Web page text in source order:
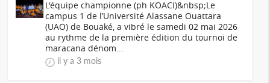
L'équipe championne (ph KOACI)&nbsp;Le
campus 1 de l’Université Alassane Ouattara
(UAO) de Bouaké, a vibré le samedi 02 mai 2026
au rythme de la première édition du tournoi de
maracana dénom...
il y a 3 mois